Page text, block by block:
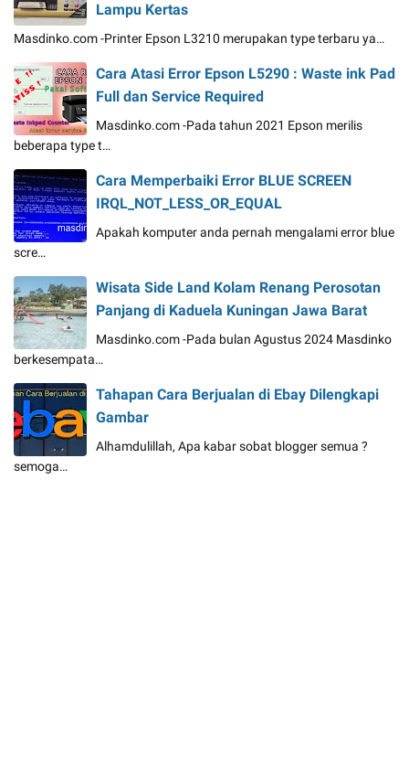
Lampu Kertas
Masdinko.com -Printer Epson L3210 merupakan type terbaru ya…
Cara Atasi Error Epson L5290 : Waste ink Pad
Full dan Service Required
Masdinko.com -Pada tahun 2021 Epson merilis
beberapa type t…
Cara Memperbaiki Error BLUE SCREEN
IRQL_NOT_LESS_OR_EQUAL
Apakah komputer anda pernah mengalami error blue
scre…
Wisata Side Land Kolam Renang Perosotan
Panjang di Kaduela Kuningan Jawa Barat
Masdinko.com -Pada bulan Agustus 2024 Masdinko
berkesempata…
Tahapan Cara Berjualan di Ebay Dilengkapi
Gambar
Alhamdulillah, Apa kabar sobat blogger semua ?
semoga…